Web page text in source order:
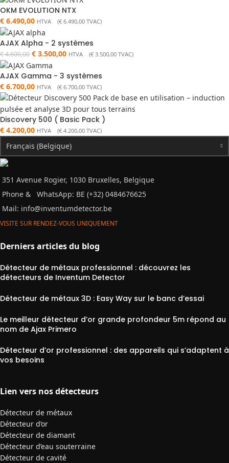
OKM EVOLUTION NTX
€ 6.490,00 HTVA (€ 6.490,00 TVAC)
AJAX Alpha - 2 systèmes
€4.600,00 € 3.500,00 HTVA (€ 3.500,00 TVAC)
AJAX Gamma - 3 systèmes
€ 6.700,00 HTVA (€ 6.700,00 TVAC)
Discovery 500 ( Basic Pack )
€ 4.200,00 HTVA (€ 4.200,00 TVAC)
Français (Belgique)
351 Avenue Rogier, 1030 Bruxelles, Belgique
Phone &
WhatsApp: BE (+32) 0484676625
Mail: info@inventumdetector.be
VISITE SUR RENDEZ-VOUS UNIQUEMENT
Derniers articles du blog
Détecteur de métaux professionnel : découvrez les
détecteurs de Inventum Detector
Détecteur de métaux 3D : Easy Way sur le banc d’essai
Le meilleur détecteur d’or grande profondeur 5m répond au
nom de Ajax Primero
Détecteur d’or professionnel : des appareils qui s’adaptent à
vos besoins
Lien vers nos détecteurs
Détecteur de métaux
Détecteur d’or
Détecteur de diamant
Détecteur d’eau souterraine
Détecteur de cavité